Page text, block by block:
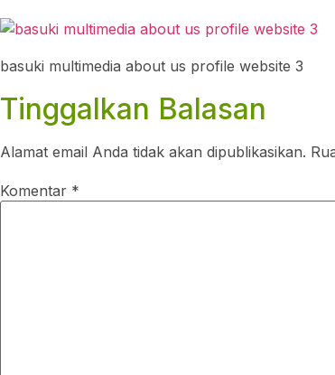
basuki multimedia about us profile website 3
Tinggalkan Balasan
Alamat email Anda tidak akan dipublikasikan.
Komentar *